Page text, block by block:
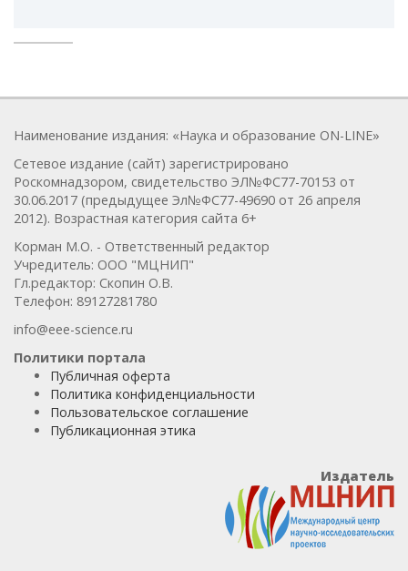
Наименование издания: «Наука и образование ON-LINE»
Сетевое издание (сайт) зарегистрировано
Роскомнадзором, свидетельство ЭЛ№ФС77-70153 от
30.06.2017 (предыдущее Эл№ФC77-49690 от 26 апреля
2012). Возрастная категория сайта 6+
Корман М.О. - Ответственный редактор
Учредитель: ООО "МЦНИП"
Гл.редактор: Скопин О.В.
Телефон: 89127281780
info@eee-science.ru
Политики портала
Публичная оферта
Политика конфиденциальности
Пользовательское соглашение
Публикационная этика
Издатель